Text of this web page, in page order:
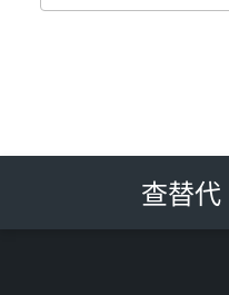
查替代